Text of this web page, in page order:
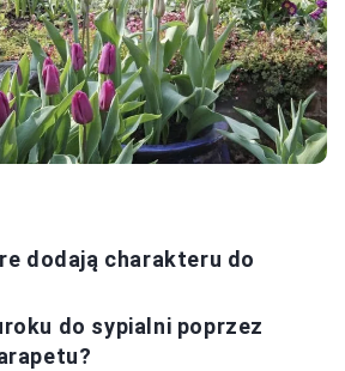
dodają charakteru do
do sypialni poprzez